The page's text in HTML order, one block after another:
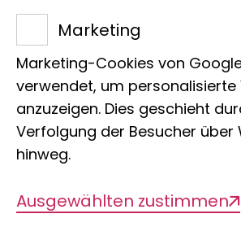
Leuchtturm des Hamburger
Wissenschaftsstandorts
mehr erfahren
Marketing
Marketing-Cookies von
verwendet, um personalisierte
anzuzeigen. Dies geschieht
Verfolgung der Besucher über
hinweg.
Ausgewählten zustimmen